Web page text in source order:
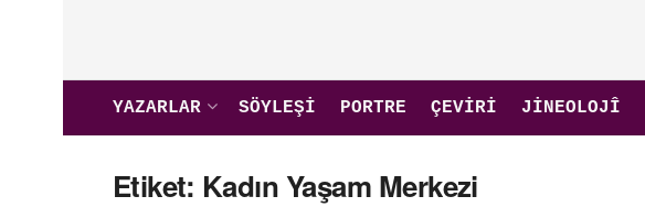
YAZARLAR SÖYLEŞI PORTRE ÇEVIRI JINEOLOJÎ
Etiket: Kadın Yaşam Merkezi